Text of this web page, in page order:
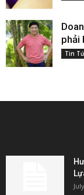
phải
Tin